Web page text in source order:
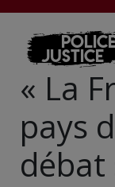
Justice
« La
pays
débat